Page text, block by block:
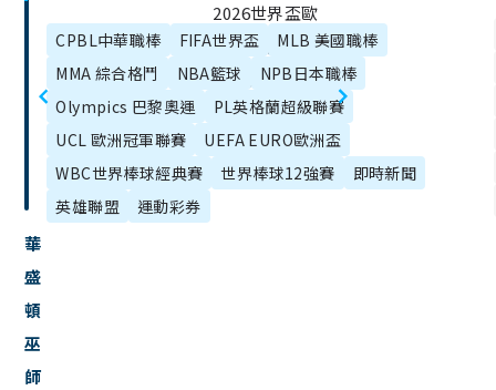
章
目
錄
華
盛
頓
巫
師
MMA跟UFC差
別是什麼？
2026世界盃歐
洲區資格賽直
播、分組名
單、賽程、賽
制資訊總整
理！
CPBL中華職棒 FIFA世界盃
MLB 美國職棒
MMA 綜合格鬥
NBA籃球
NPB日本職棒
Olympics 巴黎奧運
PL英格蘭超級聯賽
UCL 歐洲冠軍聯賽
UEFA EURO歐洲盃
WBC世界棒球經典賽
世界棒球12強賽
即時新聞
英雄聯盟
運動彩券